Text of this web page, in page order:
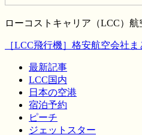
ローコストキャリア（LCC）
［LCC飛行機］格安航空会社ま
最新記事
LCC国内
日本の空港
宿泊予約
ピーチ
ジェットスター